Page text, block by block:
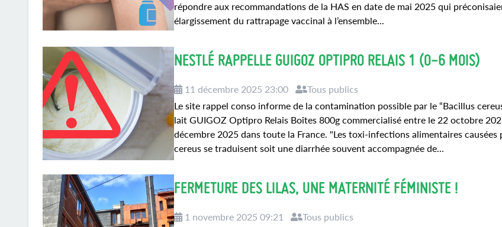
répondre aux recommandations de la HAS en date de mai 2025 qui
élargissement du rattrapage vaccinal à l’ensemble...
NESTLÉ RAPPELLE GUIGOZ OPTIPRO RELAIS 1 (0-6 MOIS)
11 décembre 2025 23:00
Tous publics
Le site rappel conso informe de la contamination possible par le “Bacillus
lait GUIGOZ Optipro Relais Boîtes 800g commercialisé entre le 22 octobre
décembre 2025 dans toute la France. "Les toxi-infections alimentaires causées
cereus se traduisent soit une diarrhée souvent accompagnée de...
FERMETURE DES LILAS, UNE MATERNITÉ FÉMINISTE !
1 novembre 2025 09:21
Tous publics